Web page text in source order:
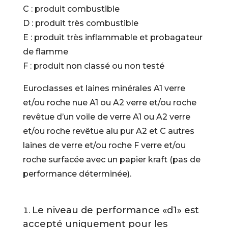
C : produit combustible
D : produit très combustible
E : produit très inflammable et probagateur
de flamme
F : produit non classé ou non testé
Euroclasses et laines minérales A1 verre
et/ou roche nue A1 ou A2 verre et/ou roche
revêtue d’un voile de verre A1 ou A2 verre
et/ou roche revêtue alu pur A2 et C autres
laines de verre et/ou roche F verre et/ou
roche surfacée avec un papier kraft (pas de
performance déterminée).
Le niveau de performance «d1» est
accepté uniquement pour les